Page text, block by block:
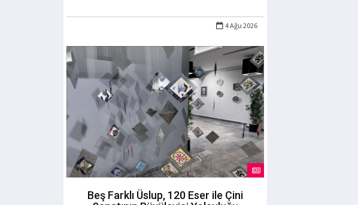
4 Ağu 2026
Beş Farklı Üslup, 120 Eser ile Çini